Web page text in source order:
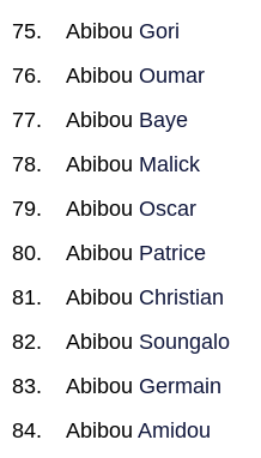
Abibou Gori
Abibou Oumar
Abibou Baye
Abibou Malick
Abibou Oscar
Abibou Patrice
Abibou Christian
Abibou Soungalo
Abibou Germain
Abibou Amidou